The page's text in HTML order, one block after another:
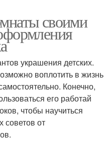
своими
украшения детских.
воплотить в жизнь
Конечно,
его работай
чтобы научиться
советов от